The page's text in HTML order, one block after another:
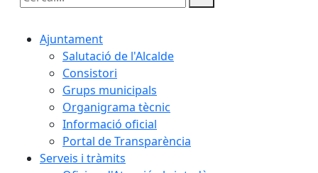
Cercar:
Ajuntament
Salutació de l'Alcalde
Consistori
Grups municipals
Organigrama tècnic
Informació oficial
Portal de Transparència
Serveis i tràmits